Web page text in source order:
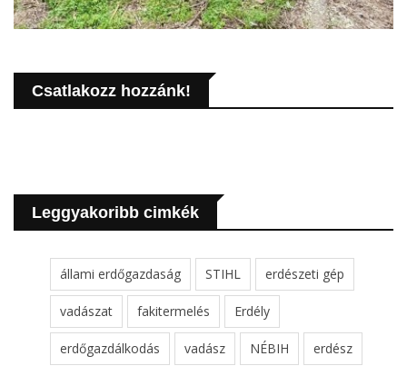
Csatlakozz hozzánk!
Leggyakoribb cimkék
állami erdőgazdaság STIHL erdészeti gép
vadászat fakitermelés Erdély
erdőgazdálkodás vadász NÉBIH erdész